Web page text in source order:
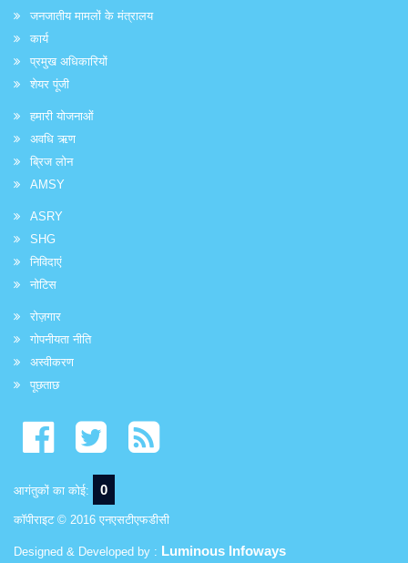
जनजातीय मामलों के मंत्रालय
कार्य
प्रमुख अधिकारियों
शेयर पूंजी
हमारी योजनाओं
अवधि ऋण
ब्रिज लोन
AMSY
ASRY
SHG
निविदाएं
नोटिस
रोज़गार
गोपनीयता नीति
अस्वीकरण
पूछताछ
आगंतुकों का कोई: 0
कॉपीराइट © 2016 एनएसटीएफडीसी
Designed & Developed by : Luminous Infoways